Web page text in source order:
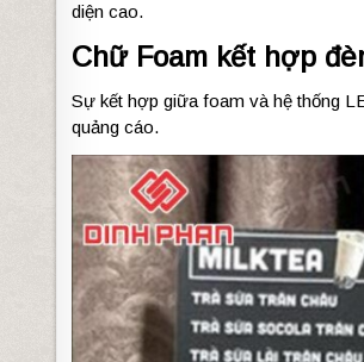
diện cao.
Chữ Foam kết hợp
Sự kết hợp giữa foam và hệ thống
quảng cáo.